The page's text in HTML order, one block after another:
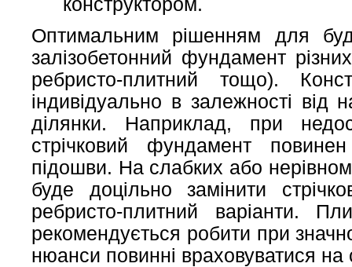
Оптимальним рішенням для
залізобетонний фундамент
ребристо-плитний тощо).
індивідуально в залежності від
ділянки. Наприклад, при
стрічковий фундамент
підошви. На слабких або
буде доцільно замінити
ребристо-плитний варіанти.
рекомендується робити при
нюанси повинні враховуватися